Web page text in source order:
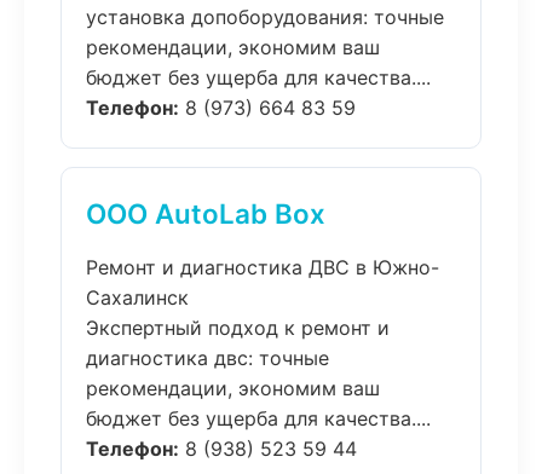
установка допоборудования: точные
рекомендации, экономим ваш
бюджет без ущерба для качества....
Телефон: 8 (973) 664 83 59
ООО AutoLab Box
Ремонт и диагностика ДВС в Южно-
Сахалинск
Экспертный подход к ремонт и
диагностика двс: точные
рекомендации, экономим ваш
бюджет без ущерба для качества....
Телефон: 8 (938) 523 59 44